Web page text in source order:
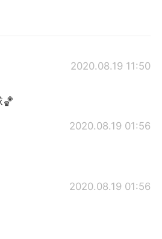
Tiếng Việt
2020.08.19 11:50
2020.08.19 01:56
2020.08.19 01:56